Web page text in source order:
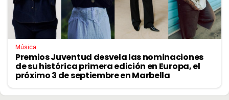
Música
Premios Juventud desvela las nominaciones
de su histórica primera edición en Europa, el
próximo 3 de septiembre en Marbella